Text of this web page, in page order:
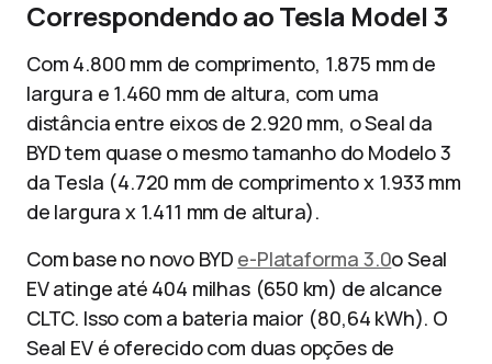
Correspondendo ao Tesla Model 3
Com 4.800 mm de comprimento, 1.875 mm de
largura e 1.460 mm de altura, com uma
distância entre eixos de 2.920 mm, o Seal da
BYD tem quase o mesmo tamanho do Modelo 3
da Tesla (4.720 mm de comprimento x 1.933 mm
de largura x 1.411 mm de altura).
Com base no novo BYD e-Plataforma 3.0o Seal
EV atinge até 404 milhas (650 km) de alcance
CLTC. Isso com a bateria maior (80,64 kWh). O
Seal EV é oferecido com duas opções de